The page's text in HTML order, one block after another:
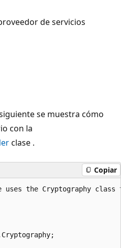
de servicios
se muestra cómo
con la
clase .
Copiar
uses the Cryptography